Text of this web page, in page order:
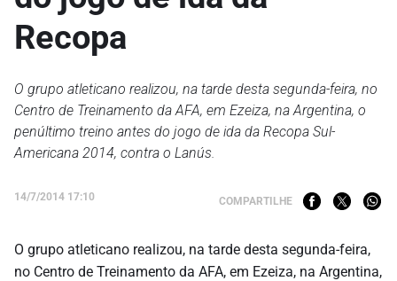
Recopa
O grupo atleticano realizou, na tarde desta segunda-feira, no
Centro de Treinamento da AFA, em Ezeiza, na Argentina, o
penúltimo treino antes do jogo de ida da Recopa Sul-
Americana 2014, contra o Lanús.
14/7/2014 17:10 COMPARTILHE
O grupo atleticano realizou, na tarde desta segunda-feira,
no Centro de Treinamento da AFA, em Ezeiza, na Argentina,